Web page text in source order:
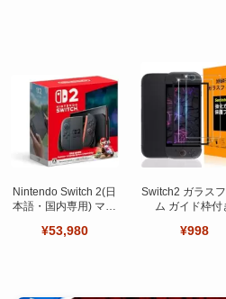
Nintendo Switch 2(日
本語・国内専用) マリ
ット
¥53,980
Switch2 ガラス
ム ガイド枠付
ット 日本旭硝子
¥998